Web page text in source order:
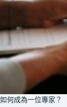
如何成為一位專家？